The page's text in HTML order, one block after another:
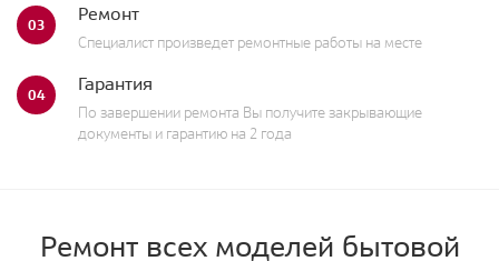
03 Ремонт
Специалист произведет ремонтные работы на месте
04 Гарантия
По завершении ремонта Вы получите закрывающие
документы и гарантию на 2 года
Ремонт всех моделей бытовой